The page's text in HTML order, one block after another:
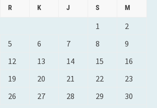
R K J S M
1
2
5 6 7 8
9
12 13 14 15
16
19 20 21 22
23
26 27 28 29
30